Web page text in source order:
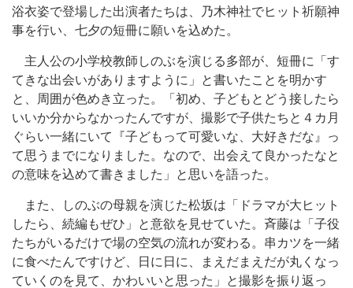
浴衣姿で登場した出演者たちは、乃木神社でヒット祈願神
事を行い、七夕の短冊に願いを込めた。
主人公の小学校教師しのぶを演じる多部が、短冊に「す
てきな出会いがありますように」と書いたことを明かす
と、周囲が色めき立った。「初め、子どもとどう接したら
いいか分からなかったんですが、撮影で子供たちと４カ月
ぐらい一緒にいて『子どもって可愛いな、大好きだな』っ
て思うまでになりました。なので、出会えて良かったなと
の意味を込めて書きました」と思いを語った。
また、しのぶの母親を演じた松坂は「ドラマが大ヒット
したら、続編もぜひ」と意欲を見せていた。斉藤は「子役
たちがいるだけで場の空気の流れが変わる。串カツを一緒
に食べたんですけど、日に日に、まえだまえだが丸くなっ
ていくのを見て、かわいいと思った」と撮影を振り返っ